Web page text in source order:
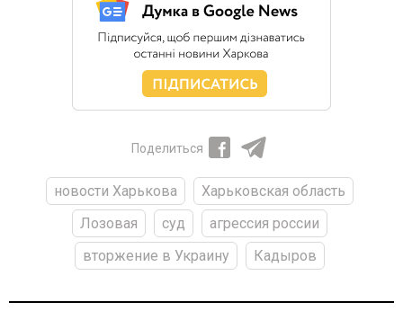
Поделиться
новости Харькова
Харьковская область
Лозовая
суд
агрессия россии
вторжение в Украину
Кадыров